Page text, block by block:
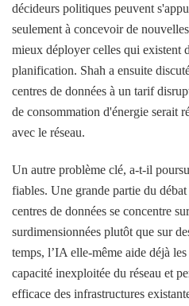
décideurs politiques peuvent
seulement à concevoir de
mieux déployer celles qui existent
planification. Shah a ensuite
centres de données à un tarif
de consommation d'énergie serait
avec le réseau.
Un autre problème clé, a-t-il
fiables. Une grande partie du
centres de données se concentre
surdimensionnées plutôt que sur
temps, l’IA elle-même aide déjà
capacité inexploitée du réseau et
efficace des infrastructures